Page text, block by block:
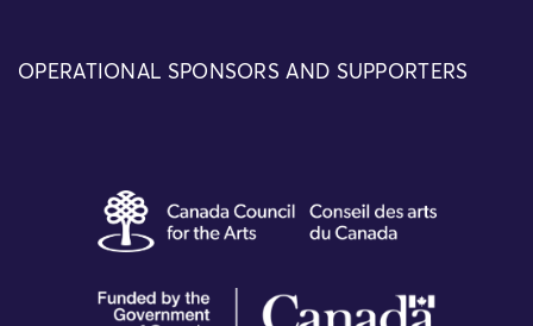
OPERATIONAL SPONSORS AND SUPPORTERS